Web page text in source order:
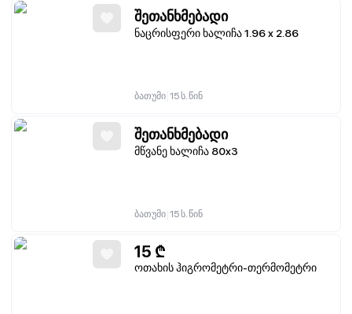
შეთანხმებადი
ნაცრისფერი ხალიჩა 1.96 x 2.86
ბათუმი 15 ს. წინ
შეთანხმებადი
მწვანე ხალიჩა 80x3
ბათუმი 15 ს. წინ
15 ₾
ოთახის ჰიგრომეტრი-თერმომეტრი